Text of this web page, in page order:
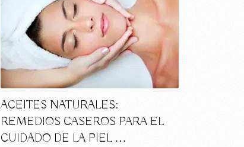
ACEITES NATURALES:
REMEDIOS CASEROS PARA EL
CUIDADO DE LA PIEL …